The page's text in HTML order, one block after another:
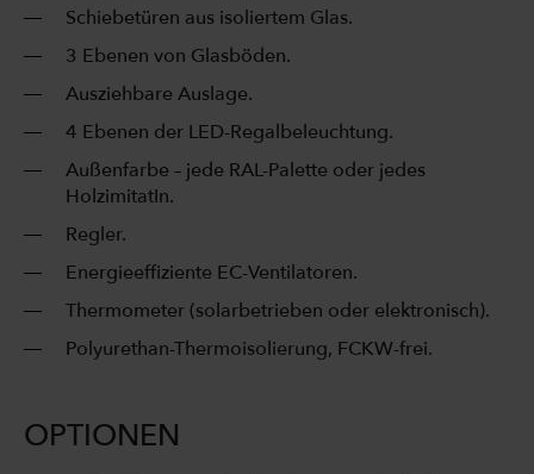
Schiebetüren aus isoliertem Glas.
3 Ebenen von Glasböden.
Ausziehbare Auslage.
4 Ebenen der LED-Regalbeleuchtung.
Außenfarbe – jede RAL-Palette oder jedes
HolzimitatIn.
Regler.
Energieeffiziente EC-Ventilatoren.
Thermometer (solarbetrieben oder elektronisch).
Polyurethan-Thermoisolierung, FCKW-frei.
OPTIONEN